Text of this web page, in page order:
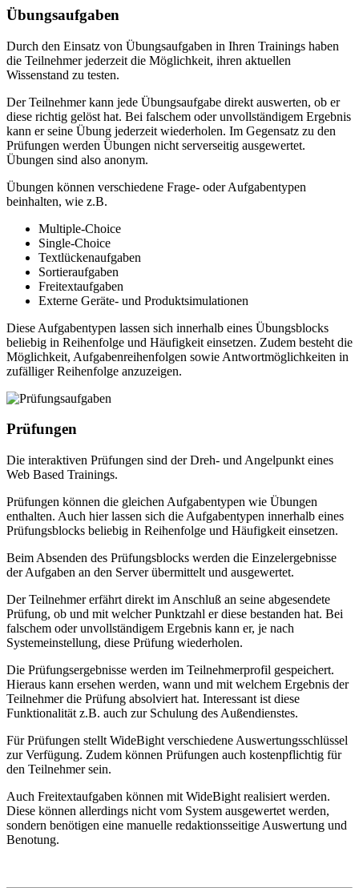
Übungsaufgaben
Durch den Einsatz von Übungsaufgaben in Ihren Trainings haben
die Teilnehmer jederzeit die Möglichkeit, ihren aktuellen
Wissenstand zu testen.
Der Teilnehmer kann jede Übungsaufgabe direkt auswerten, ob er
diese richtig gelöst hat. Bei falschem oder unvollständigem Ergebnis
kann er seine Übung jederzeit wiederholen. Im Gegensatz zu den
Prüfungen werden Übungen nicht serverseitig ausgewertet.
Übungen sind also anonym.
Übungen können verschiedene Frage- oder Aufgabentypen
beinhalten, wie z.B.
Multiple-Choice
Single-Choice
Textlückenaufgaben
Sortieraufgaben
Freitextaufgaben
Externe Geräte- und Produktsimulationen
Diese Aufgabentypen lassen sich innerhalb eines Übungsblocks
beliebig in Reihenfolge und Häufigkeit einsetzen. Zudem besteht die
Möglichkeit, Aufgabenreihenfolgen sowie Antwortmöglichkeiten in
zufälliger Reihenfolge anzuzeigen.
Prüfungen
Die interaktiven Prüfungen sind der Dreh- und Angelpunkt eines
Web Based Trainings.
Prüfungen können die gleichen Aufgabentypen wie Übungen
enthalten. Auch hier lassen sich die Aufgabentypen innerhalb eines
Prüfungsblocks beliebig in Reihenfolge und Häufigkeit einsetzen.
Beim Absenden des Prüfungsblocks werden die Einzelergebnisse
der Aufgaben an den Server übermittelt und ausgewertet.
Der Teilnehmer erfährt direkt im Anschluß an seine abgesendete
Prüfung, ob und mit welcher Punktzahl er diese bestanden hat. Bei
falschem oder unvollständigem Ergebnis kann er, je nach
Systemeinstellung, diese Prüfung wiederholen.
Die Prüfungsergebnisse werden im Teilnehmerprofil gespeichert.
Hieraus kann ersehen werden, wann und mit welchem Ergebnis der
Teilnehmer die Prüfung absolviert hat. Interessant ist diese
Funktionalität z.B. auch zur Schulung des Außendienstes.
Für Prüfungen stellt WideBight verschiedene Auswertungsschlüssel
zur Verfügung. Zudem können Prüfungen auch kostenpflichtig für
den Teilnehmer sein.
Auch Freitextaufgaben können mit WideBight realisiert werden.
Diese können allerdings nicht vom System ausgewertet werden,
sondern benötigen eine manuelle redaktionsseitige Auswertung und
Benotung.